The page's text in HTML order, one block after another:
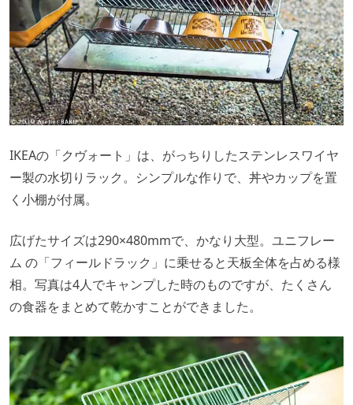
IKEAの「クヴォート」は、がっちりしたステンレスワイヤ
ー製の水切りラック。シンプルな作りで、丼やカップを置
く小棚が付属。
広げたサイズは290×480mmで、かなり大型。ユニフレー
ム の「フィールドラック」に乗せると天板全体を占める様
相。写真は4人でキャンプした時のものですが、たくさん
の食器をまとめて乾かすことができました。